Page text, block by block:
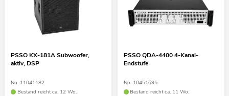
PSSO KX-181A Subwoofer,
aktiv, DSP
No. 11041182
Bestand reicht ca. 12 Wo.
PSSO QDA-4400 4-Kanal-
Endstufe
No. 10451695
Bestand reicht ca. 11 Wo.